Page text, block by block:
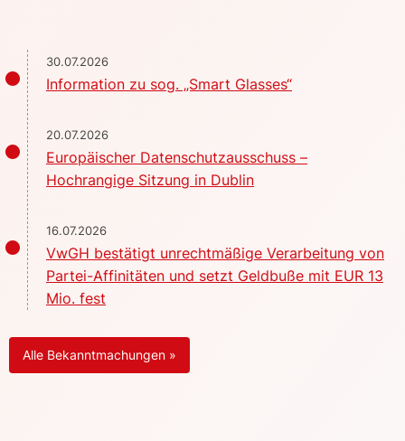
30.07.2026
Information zu sog. „Smart Glasses“
20.07.2026
Europäischer Datenschutzausschuss –
Hochrangige Sitzung in Dublin
16.07.2026
VwGH bestätigt unrechtmäßige Verarbeitung von
Partei-Affinitäten und setzt Geldbuße mit EUR 13
Mio. fest
Alle Bekanntmachungen »